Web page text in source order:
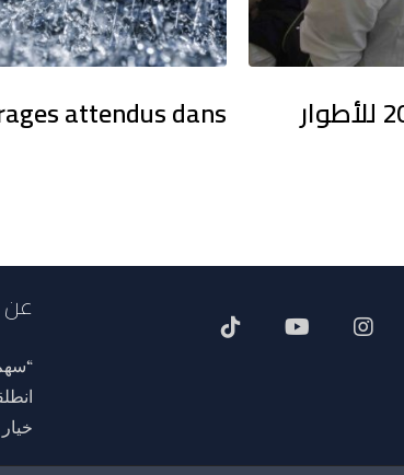
كشف نتائج مسابقة الأساتذة 2026 للأطوار
attendus dans